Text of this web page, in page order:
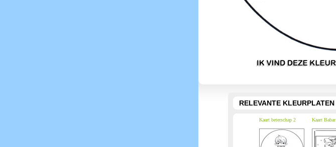
RELEVANTE KLEURPLATEN
Kaart beterschap 2 Kaart Babar